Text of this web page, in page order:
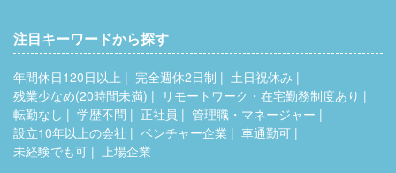
注目キーワードから探す
年間休日120日以上 完全週休2日制
土日祝休み
残業少なめ(20時間未満)
リモートワーク・在宅勤務制度あり
転勤なし
学歴不問 正社員
管理職・マネージャー
設立10年以上の会社
ベンチャー企業
車通勤可
未経験でも可
上場企業